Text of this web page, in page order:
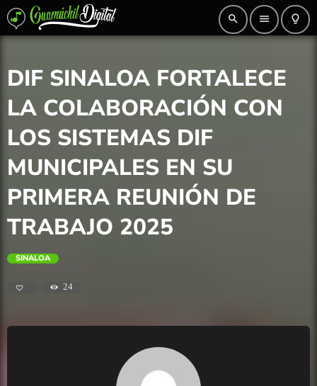
search menu lightbulb_outline
DIF SINALOA FORTALECE
LA COLABORACIÓN CON
LOS SISTEMAS DIF
MUNICIPALES EN SU
PRIMERA REUNIÓN DE
TRABAJO 2025
SINALOA
24